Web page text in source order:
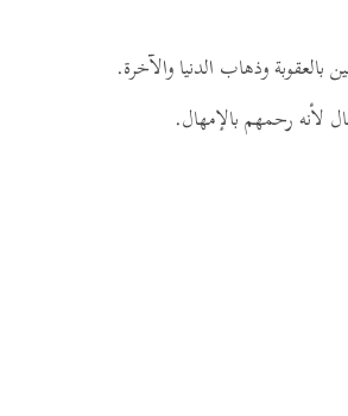
بالعقوبة وذهاب الدنيا والآخرة.
لأنه رحمهم بالإمهال.